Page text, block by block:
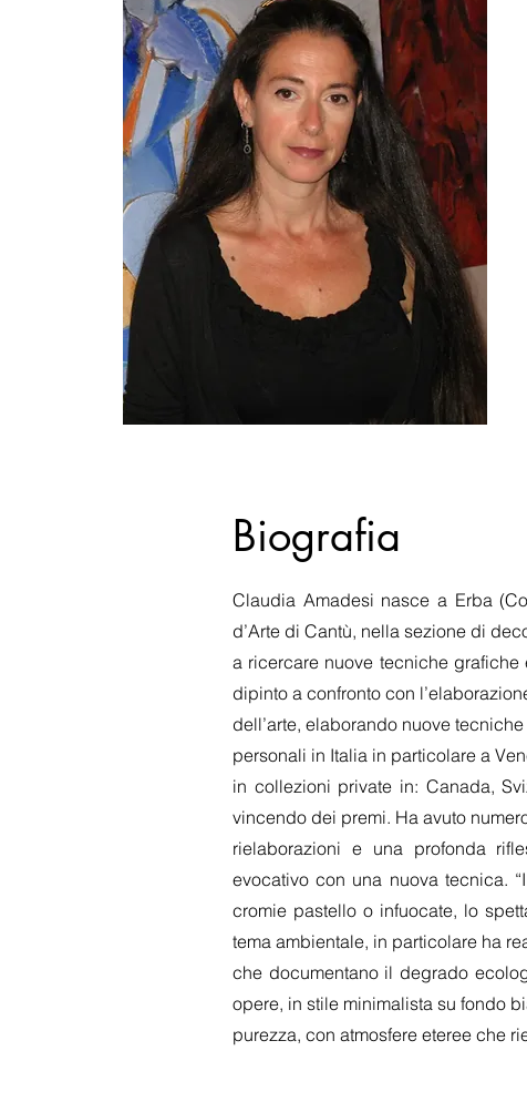
Biografia
Claudia Amadesi nasce a Erba
d’Arte di Cantù, nella sezione di
a ricercare nuove tecniche
dipinto a confronto con
dell’arte, elaborando nuove
personali in Italia in particolare a
in collezioni private in: Canada,
vincendo dei premi. Ha avuto
rielaborazioni e una profonda
evocativo con una nuova tecnica.
cromie pastello o infuocate, lo
tema ambientale, in particolare ha
che documentano il degrado
opere, in stile minimalista su fondo
purezza, con atmosfere eteree che